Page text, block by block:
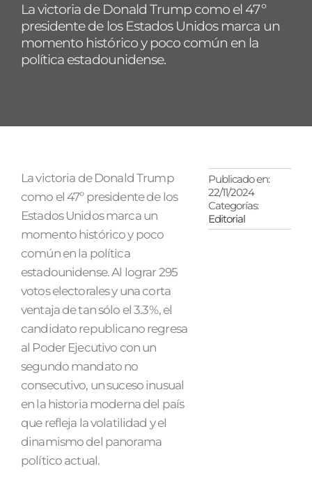
La victoria de Donald Trump como el 47º
presidente de los Estados Unidos marca un
momento histórico y poco común en la
política estadounidense.
La victoria de Donald Trump
como el 47º presidente de los
Estados Unidos marca un
momento histórico y poco
común en la política
estadounidense. Al lograr 295
votos electorales y una corta
ventaja de tan sólo el 3.3%, el
candidato republicano regresa
al Poder Ejecutivo con un
segundo mandato no
consecutivo, un suceso inusual
en la historia moderna del país
que refleja la volatilidad y el
dinamismo del panorama
político actual.
Publicado en:
22/11/2024
Categorías:
Editorial